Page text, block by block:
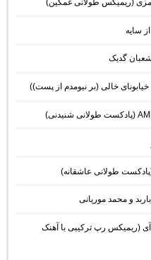
سایه
شعبان گدیک
خالی (بر نیومدم از پست))
(ریمیکس رپ ترکیبی با آهنک